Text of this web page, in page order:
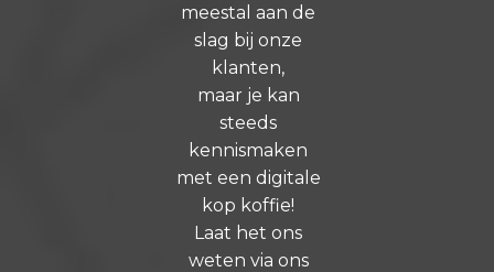
meestal aan de
slag bij onze
klanten,
maar je kan
steeds
kennismaken
met een digitale
kop koffie!
Laat het ons
weten via ons